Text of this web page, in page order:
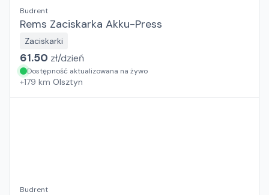
Budrent
Rems Zaciskarka Akku-Press
Zaciskarki
61.50 zł/dzień
Dostępność aktualizowana na żywo
+179 km Olsztyn
Budrent